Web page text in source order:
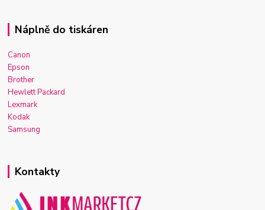
Náplně do tiskáren
Canon
Epson
Brother
Hewlett Packard
Lexmark
Kodak
Samsung
Kontakty